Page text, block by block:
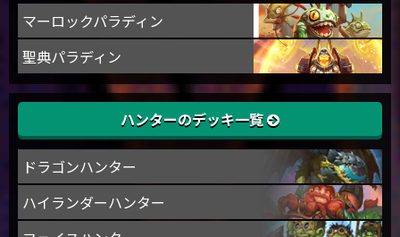
マーロックパラディン
聖典パラディン
ハンターのデッキ一覧
ドラゴンハンター
ハイランダーハンター